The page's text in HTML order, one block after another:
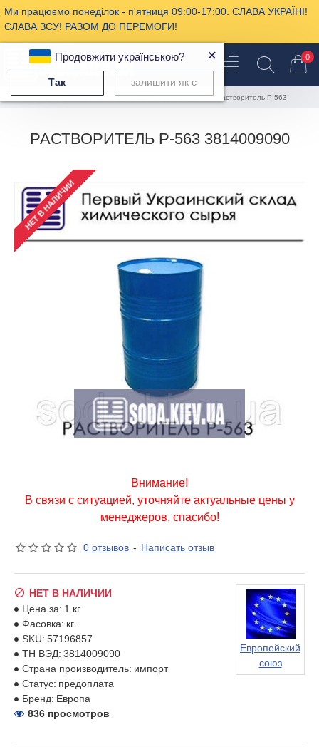
Ми працюємо понеділок - п'ятниця 09:00-17:00. СЛАВА УКРАЇНІ!
СЛАВА ЗСУ! РАЗОМ ДО ПЕРЕМОГИ!
0
Промышленная химия Растворители Растворитель Р-563
РАСТВОРИТЕЛЬ Р-563 3814009090
НЕТ В НАЛИЧИИ
Внимание!
В связи с ситуацией, уточняйте актуальные цены у
менеджеров, спасибо!
0 отзывов - Написать отзыв
НЕТ В НАЛИЧИИ
Цена за: 1 кг
Фасовка: кг.
SKU: 57196857
ТН ВЭД: 3814009090
Страна производитель: импорт
Статус: предоплата
Бренд: Европа
Европейский
союз
836 просмотров
Продовжити українською? ×
Так залишити як є